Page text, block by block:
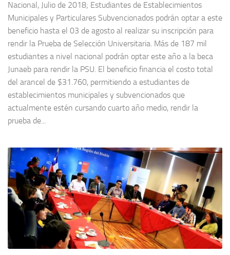
Nacional, Julio de 2018; Estudiantes de Establecimientos
Municipales y Particulares Subvencionados podrán optar a este
beneficio hasta el 03 de agosto al realizar su inscripción para
rendir la Prueba de Selección Universitaria. Más de 187 mil
estudiantes a nivel nacional podrán optar este año a la beca
Junaeb para rendir la PSU. El beneficio financia el costo total
del arancel de $31.760, permitiendo a estudiantes de
establecimientos municipales y subvencionados que
actualmente estén cursando cuarto año medio, rendir la
prueba de...